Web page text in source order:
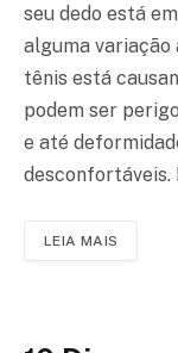
seu dedo está
alguma
tênis está
podem ser
e até
desconfortáveis.
LEIA MAIS